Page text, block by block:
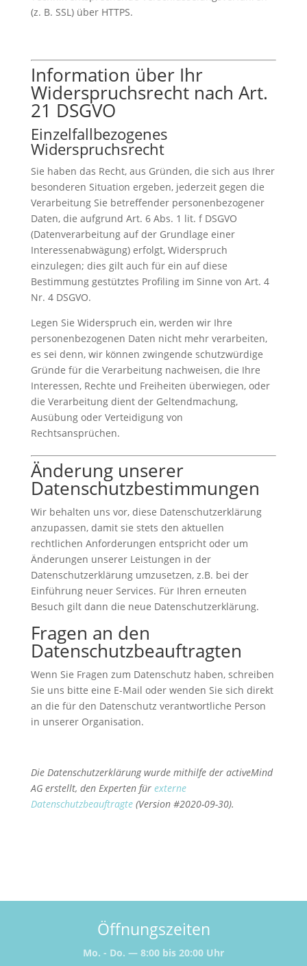
(z. B. SSL) über HTTPS.
Information über Ihr
Widerspruchsrecht nach Art.
21 DSGVO
Einzelfallbezogenes
Widerspruchsrecht
Sie haben das Recht, aus Gründen, die sich aus Ihrer
besonderen Situation ergeben, jederzeit gegen die
Verarbeitung Sie betreffender personenbezogener
Daten, die aufgrund Art. 6 Abs. 1 lit. f DSGVO
(Datenverarbeitung auf der Grundlage einer
Interessenabwägung) erfolgt, Widerspruch
einzulegen; dies gilt auch für ein auf diese
Bestimmung gestütztes Profiling im Sinne von Art. 4
Nr. 4 DSGVO.
Legen Sie Widerspruch ein, werden wir Ihre
personenbezogenen Daten nicht mehr verarbeiten,
es sei denn, wir können zwingende schutzwürdige
Gründe für die Verarbeitung nachweisen, die Ihre
Interessen, Rechte und Freiheiten überwiegen, oder
die Verarbeitung dient der Geltendmachung,
Ausübung oder Verteidigung von
Rechtsansprüchen.
Änderung unserer
Datenschutzbestimmungen
Wir behalten uns vor, diese Datenschutzerklärung
anzupassen, damit sie stets den aktuellen
rechtlichen Anforderungen entspricht oder um
Änderungen unserer Leistungen in der
Datenschutzerklärung umzusetzen, z.B. bei der
Einführung neuer Services. Für Ihren erneuten
Besuch gilt dann die neue Datenschutzerklärung.
Fragen an den
Datenschutzbeauftragten
Wenn Sie Fragen zum Datenschutz haben, schreiben
Sie uns bitte eine E-Mail oder wenden Sie sich direkt
an die für den Datenschutz verantwortliche Person
in unserer Organisation.
Die Datenschutzerklärung wurde mithilfe der activeMind
AG erstellt, den Experten für externe
Datenschutzbeauftragte (Version #2020-09-30).
Öffnungszeiten
Mo. - Do. — 8:00 bis 20:00 Uhr